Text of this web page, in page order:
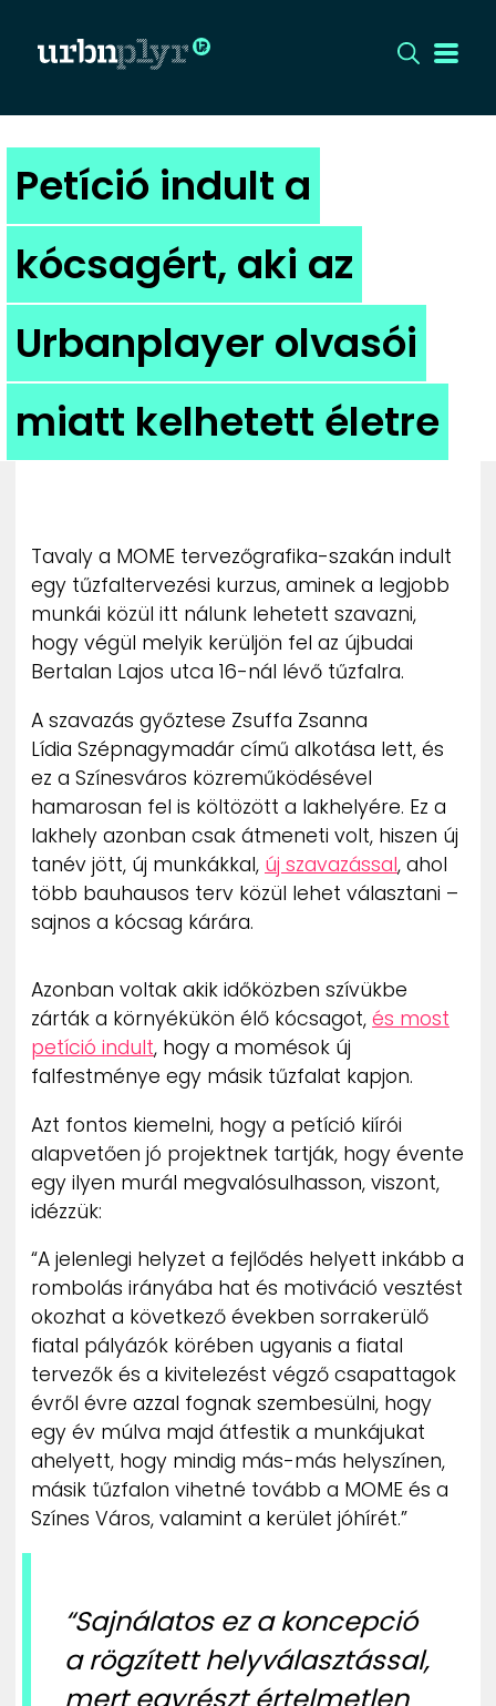
CÍMLAP
DIZÁJN
DIVAT
HIP
KULT
UTCA
MÉDIAAJÁNLAT
IMPRESSZUM
PR-ARCHÍVUM
ADATKEZELÉSI TÁJÉKOZTATÓ
Petíció indult a
kócsagért, aki az
Urbanplayer olvasói
miatt kelhetett életre
Tavaly a MOME tervezőgrafika-szakán indult
egy tűzfaltervezési kurzus, aminek a legjobb
munkái közül itt nálunk lehetett szavazni,
hogy végül melyik kerüljön fel az újbudai
Bertalan Lajos utca 16-nál lévő tűzfalra.
A szavazás győztese Zsuffa Zsanna
Lídia Szépnagymadár című alkotása lett, és
ez a Színesváros közreműködésével
hamarosan fel is költözött a lakhelyére. Ez a
lakhely azonban csak átmeneti volt, hiszen új
tanév jött, új munkákkal, új szavazással, ahol
több bauhausos terv közül lehet választani –
sajnos a kócsag kárára.
Azonban voltak akik időközben szívükbe
zárták a környékükön élő kócsagot, és most
petíció indult, hogy a momésok új
falfestménye egy másik tűzfalat kapjon.
Azt fontos kiemelni, hogy a petíció kiírói
alapvetően jó projektnek tartják, hogy évente
egy ilyen murál megvalósulhasson, viszont,
idézzük:
“A jelenlegi helyzet a fejlődés helyett inkább a
rombolás irányába hat és motiváció vesztést
okozhat a következő években sorrakerülő
fiatal pályázók körében ugyanis a fiatal
tervezők és a kivitelezést végző csapattagok
évről évre azzal fognak szembesülni, hogy
egy év múlva majd átfestik a munkájukat
ahelyett, hogy mindig más-más helyszínen,
másik tűzfalon vihetné tovább a MOME és a
Színes Város, valamint a kerület jóhírét.”
“Sajnálatos ez a koncepció
a rögzített helyválasztással,
mert egyrészt értelmetlen